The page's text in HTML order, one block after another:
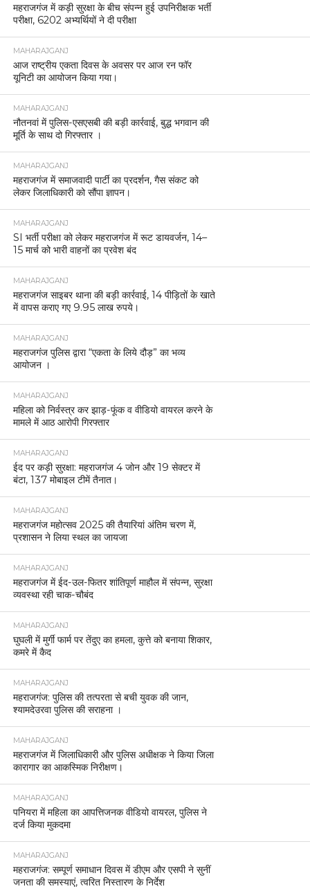
महराजगंज में कड़ी सुरक्षा के बीच संपन्न हुई उपनिरीक्षक भर्ती
परीक्षा, 6202 अभ्यर्थियों ने दी परीक्षा
MAHARAJGANJ
आज राष्ट्रीय एकता दिवस के अवसर पर आज रन फॉर
यूनिटी का आयोजन किया गया।
MAHARAJGANJ
नौतनवां में पुलिस-एसएसबी की बड़ी कार्रवाई, बुद्ध भगवान की
मूर्ति के साथ दो गिरफ्तार ।
MAHARAJGANJ
महराजगंज में समाजवादी पार्टी का प्रदर्शन, गैस संकट को
लेकर जिलाधिकारी को सौंपा ज्ञापन।
MAHARAJGANJ
SI भर्ती परीक्षा को लेकर महराजगंज में रूट डायवर्जन, 14–
15 मार्च को भारी वाहनों का प्रवेश बंद
MAHARAJGANJ
महराजगंज साइबर थाना की बड़ी कार्रवाई, 14 पीड़ितों के खाते
में वापस कराए गए 9.95 लाख रुपये।
MAHARAJGANJ
महराजगंज पुलिस द्वारा “एकता के लिये दौड़” का भव्य
आयोजन ।
MAHARAJGANJ
महिला को निर्वस्त्र कर झाड़-फूंक व वीडियो वायरल करने के
मामले में आठ आरोपी गिरफ्तार
MAHARAJGANJ
ईद पर कड़ी सुरक्षा: महराजगंज 4 जोन और 19 सेक्टर में
बंटा, 137 मोबाइल टीमें तैनात।
MAHARAJGANJ
महराजगंज महोत्सव 2025 की तैयारियां अंतिम चरण में,
प्रशासन ने लिया स्थल का जायजा
MAHARAJGANJ
महराजगंज में ईद-उल-फितर शांतिपूर्ण माहौल में संपन्न, सुरक्षा
व्यवस्था रही चाक-चौबंद
MAHARAJGANJ
घुघली में मुर्गी फार्म पर तेंदुए का हमला, कुत्ते को बनाया शिकार,
कमरे में कैद
MAHARAJGANJ
महराजगंज: पुलिस की तत्परता से बची युवक की जान,
श्यामदेउरवा पुलिस की सराहना ।
MAHARAJGANJ
महराजगंज में जिलाधिकारी और पुलिस अधीक्षक ने किया जिला
कारागार का आकस्मिक निरीक्षण।
MAHARAJGANJ
पनियरा में महिला का आपत्तिजनक वीडियो वायरल, पुलिस ने
दर्ज किया मुकदमा
MAHARAJGANJ
महराजगंज: सम्पूर्ण समाधान दिवस में डीएम और एसपी ने सुनीं
जनता की समस्याएं, त्वरित निस्तारण के निर्देश